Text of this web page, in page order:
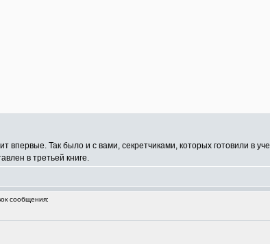
впервые. Так было и с вами, секретчиками, которых готовили
в третьей книге.
сообщения: